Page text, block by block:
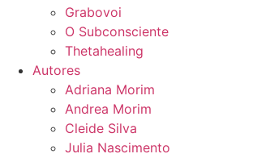
Grabovoi
O Subconsciente
Thetahealing
Autores
Adriana Morim
Andrea Morim
Cleide Silva
Julia Nascimento